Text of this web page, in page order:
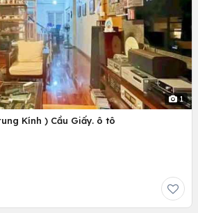
1
Kính ) Cầu Giấy. ô tô